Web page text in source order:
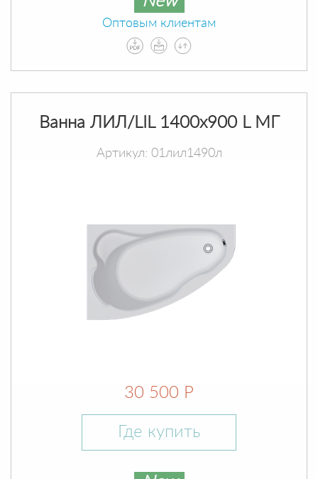
Оптовым клиентам
Ванна ЛИЛ/LIL 1400х900 L МГ
Артикул: 01лил1490л
30 500 Р
Где купить